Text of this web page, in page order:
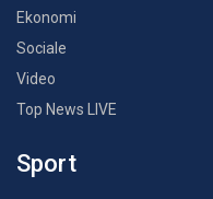
Ekonomi
Sociale
Video
Top News LIVE
Sport